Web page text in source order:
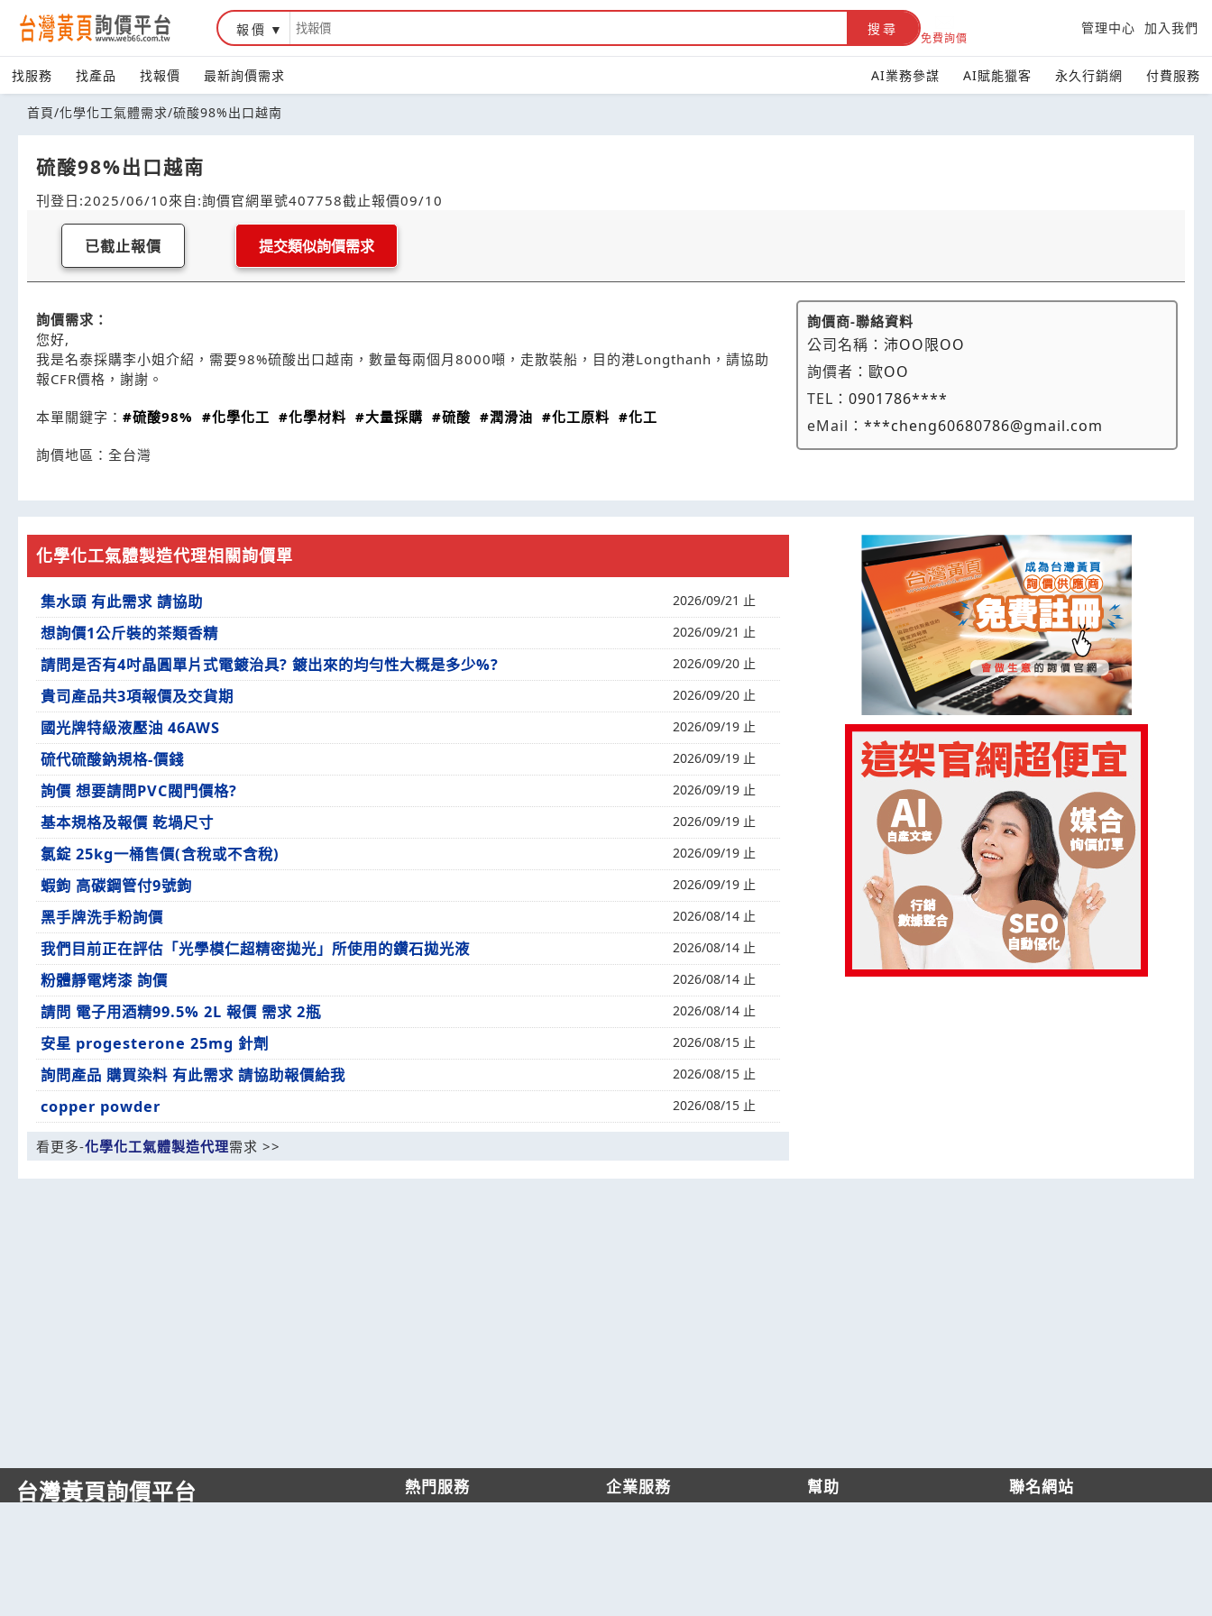
報價 搜尋
免費詢價
管理中心 加入我們
找服務 找產品 找報價 最新詢價需求 AI業務參謀 AI賦能獵客 永久行銷網 付費服務
首頁/化學化工氣體需求/硫酸98%出口越南
硫酸98%出口越南
刊登日:2025/06/10來自:詢價官網單號407758截止報價09/10
已截止報價 提交類似詢價需求
詢價需求：
您好,
我是名泰採購李小姐介紹，需要98%硫酸出口越南，數量每兩個月8000噸，走散裝船，目的港Longthanh，請協助
報CFR價格，謝謝。
本單關鍵字： #硫酸98% #化學化工 #化學材料 #大量採購 #硫酸 #潤滑油 #化工原料 #化工
詢價地區： 全台灣
詢價商-聯絡資料
公司名稱：沛OO限OO
詢價者：歐OO
TEL：0901786****
eMail：***cheng60680786@gmail.com
化學化工氣體製造代理相關詢價單
集水頭 有此需求 請協助 2026/09/21 止
想詢價1公斤裝的茶類香精 2026/09/21 止
請問是否有4吋晶圓單片式電鍍治具? 鍍出來的均勻性大概是多少%? 2026/09/20 止
貴司產品共3項報價及交貨期 2026/09/20 止
國光牌特級液壓油 46AWS 2026/09/19 止
硫代硫酸鈉規格-價錢 2026/09/19 止
詢價 想要請問PVC閥門價格? 2026/09/19 止
基本規格及報價 乾堝尺寸 2026/09/19 止
氯錠 25kg一桶售價(含稅或不含稅) 2026/09/19 止
蝦鉤 高碳鋼管付9號鉤 2026/09/19 止
黑手牌洗手粉詢價 2026/08/14 止
我們目前正在評估「光學模仁超精密拋光」所使用的鑽石拋光液 2026/08/14 止
粉體靜電烤漆 詢價 2026/08/14 止
請問 電子用酒精99.5% 2L 報價 需求 2瓶 2026/08/14 止
安星 progesterone 25mg 針劑 2026/08/15 止
詢問產品 購買染料 有此需求 請協助報價給我 2026/08/15 止
copper powder 2026/08/15 止
看更多-化學化工氣體製造代理需求 >>
台灣黃頁詢價平台 熱門服務 企業服務 幫助 聯名網站